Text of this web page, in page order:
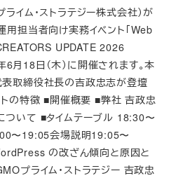
ライム・ストラテジー株式会社）が
用担当者向け実務イベント「Web
UPDATE 2026
月18日（木）に開催されます。本
表取締役社長の吉政忠志が登壇
トの特徴 ■開催概要 ■弊社 吉政忠
ついて ■タイムテーブル 18:30〜
〜19:05会場説明19:05〜
の改ざん傾向と原因と
プライム・ストラテジー 吉政忠